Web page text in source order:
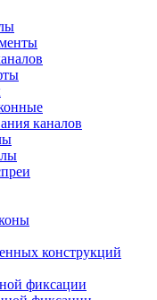
каналов
конструкций
фиксации